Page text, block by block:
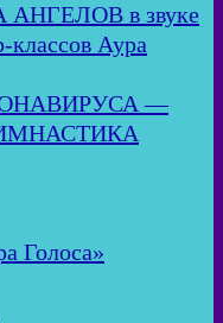
в звуке
классов Аура
—
Голоса»